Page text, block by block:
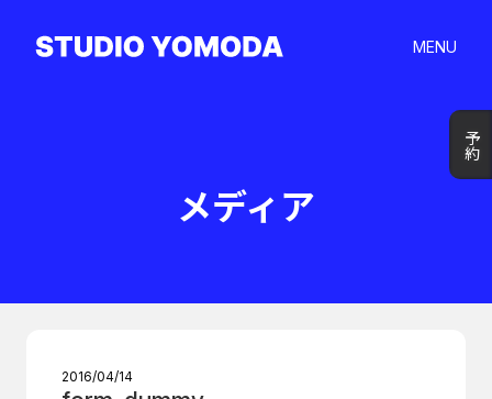
MENU
予約
予約
メディア
2016/04/14